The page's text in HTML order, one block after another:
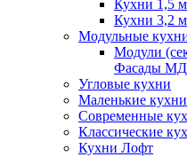
Кухни 1,5
Кухни 3,2
Модульные
Модули
Фасады
Угловые кухни
Маленькие кухни
Современные
Классические
Кухни Лофт